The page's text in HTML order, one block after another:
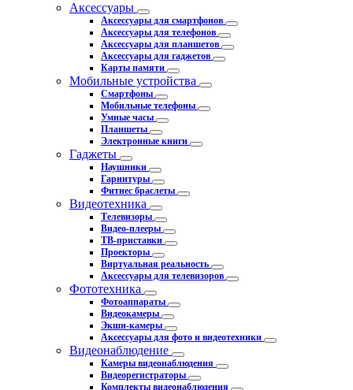
Аксессуары
Аксессуары для смартфонов
Аксессуары для телефонов
Аксессуары для планшетов
Аксессуары для гаджетов
Карты памяти
Мобильные устройства
Смартфоны
Мобильные телефоны
Умные часы
Планшеты
Электронные книги
Гаджеты
Наушники
Гарнитуры
Фитнес браслеты
Видеотехника
Телевизоры
Видео-плееры
ТВ-приставки
Проекторы
Виртуальная реальность
Аксессуары для телевизоров
Фототехника
Фотоаппараты
Видеокамеры
Экшн-камеры
Аксессуары для фото и видеотехники
Видеонаблюдение
Камеры видеонаблюдения
Видеорегистраторы
Комплекты видеонаблюдения